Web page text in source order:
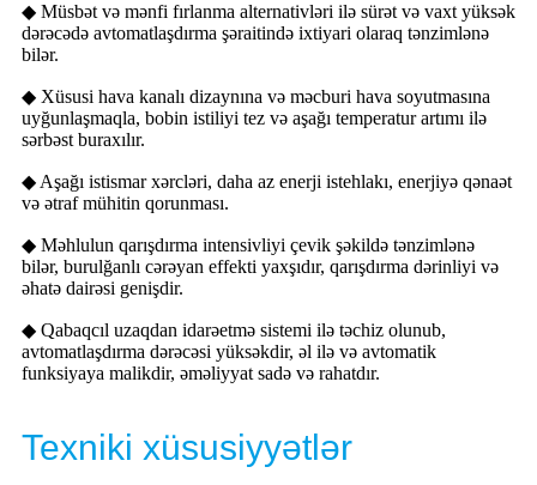
◆ Müsbət və mənfi fırlanma alternativləri ilə sürət və vaxt yüksək
dərəcədə avtomatlaşdırma şəraitində ixtiyari olaraq tənzimlənə
bilər.
◆ Xüsusi hava kanalı dizaynına və məcburi hava soyutmasına
uyğunlaşmaqla, bobin istiliyi tez və aşağı temperatur artımı ilə
sərbəst buraxılır.
◆ Aşağı istismar xərcləri, daha az enerji istehlakı, enerjiyə qənaət
və ətraf mühitin qorunması.
◆ Məhlulun qarışdırma intensivliyi çevik şəkildə tənzimlənə
bilər, burulğanlı cərəyan effekti yaxşıdır, qarışdırma dərinliyi və
əhatə dairəsi genişdir.
◆ Qabaqcıl uzaqdan idarəetmə sistemi ilə təchiz olunub,
avtomatlaşdırma dərəcəsi yüksəkdir, əl ilə və avtomatik
funksiyaya malikdir, əməliyyat sadə və rahatdır.
Texniki xüsusiyyətlər